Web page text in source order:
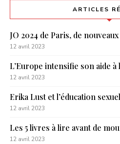
ARTICLES
JO 2024 de Paris, de
12 avril 2023
L’Europe intensifie son aide à
12 avril 2023
Erika Lust et l’éducation
12 avril 2023
Les 5 livres à lire avant de
12 avril 2023